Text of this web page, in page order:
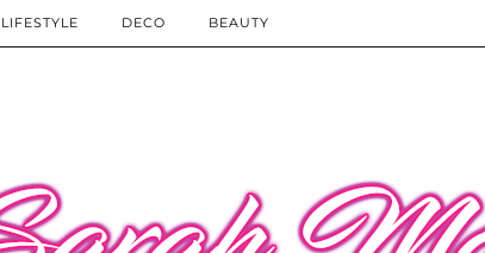
LIFESTYLE DECO BEAUTY